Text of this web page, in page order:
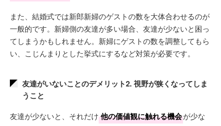
また、結婚式では新郎新婦のゲストの数を大体合わせるのが
一般的です。新婦側の友達が多い場合、友達が少ないと困っ
てしまうかもしれません。新婦にゲストの数を調整してもら
い、こじんまりとした挙式にするなど対策が必要です。
友達がいないことのデメリット2. 視野が狭くなってしま
うこと
友達が少ないと、それだけ 他の価値観に触れる機会が少な